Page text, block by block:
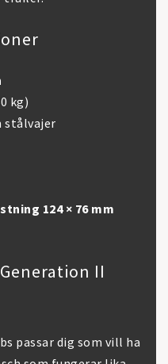
kg)
stålvajer
124 × 76 mm
II
passar dig som vill ha